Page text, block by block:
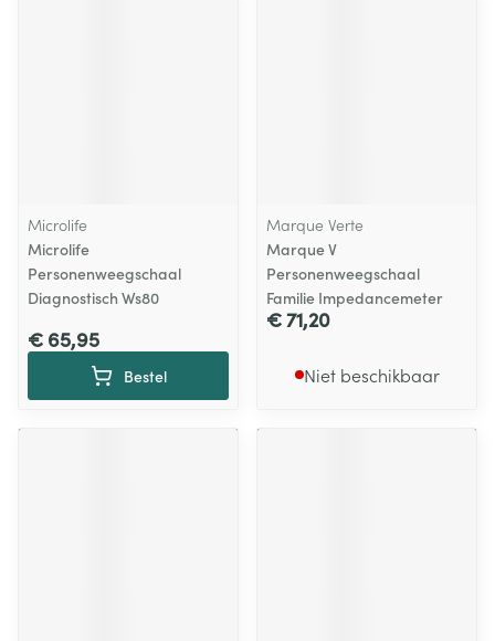
Microlife
Microlife
Personenweegschaal
Diagnostisch Ws80
€ 65,95
Bestel
Marque Verte
Marque V
Personenweegschaal
Familie Impedancemeter
€ 71,20
Niet beschikbaar